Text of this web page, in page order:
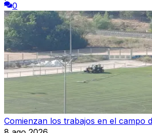
0
Comienzan los trabajos en el campo